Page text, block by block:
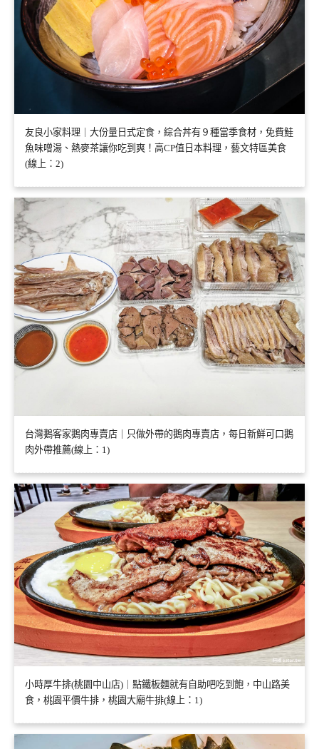
友良小家料理｜大份量日式定食，綜合丼有９種當季食材，免費鮭
魚味噌湯、熱麥茶讓你吃到爽！高CP值日本料理，藝文特區美食
(線上：2)
台灣鵝客家鵝肉專賣店｜只做外帶的鵝肉專賣店，每日新鮮可口鵝
肉外帶推薦(線上：1)
小時厚牛排(桃園中山店)｜點鐵板麵就有自助吧吃到飽，中山路美
食，桃園平價牛排，桃園大廟牛排(線上：1)